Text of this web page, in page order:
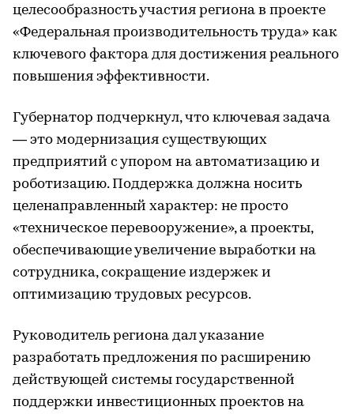
целесообразность участия региона в проекте
«Федеральная производительность труда» как
ключевого фактора для достижения реального
повышения эффективности.
Губернатор подчеркнул, что ключевая задача
― это модернизация существующих
предприятий с упором на автоматизацию и
роботизацию. Поддержка должна носить
целенаправленный характер: не просто
«техническое перевооружение», а проекты,
обеспечивающие увеличение выработки на
сотрудника, сокращение издержек и
оптимизацию трудовых ресурсов.
Руководитель региона дал указание
разработать предложения по расширению
действующей системы государственной
поддержки инвестиционных проектов на